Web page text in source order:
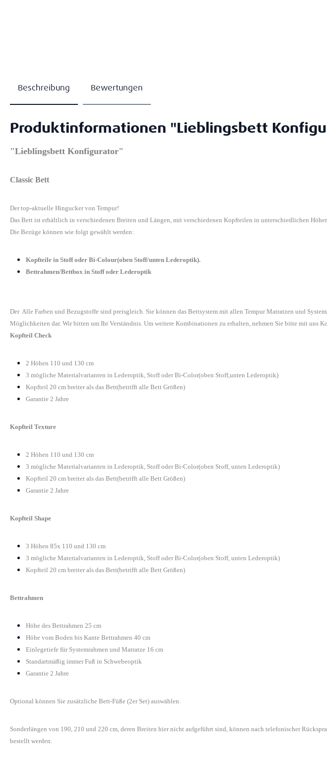
Beschreibung Bewertungen
Produktinformationen "Lieblingsbett
"Lieblingsbett Konfigurator"
Classic Bett
Der top-aktuelle Hingucker von Tempur!
Das Bett ist erhältlich in verschiedenen Breiten und Längen, mit verschiedenen Kopfteilen in unterschiedlichen
Die Bezüge können wie folgt gewählt werden:
Kopfteile in Stoff oder Bi-Colour(oben Stoff/unten Lederoptik).
Bettrahmen/Bettbox in Stoff oder Lederoptik
Der Alle Farben und Bezugstoffe sind preisgleich. Sie können das Bettsystem mit allen Tempur Matratzen und
Möglichkeiten dar. Wir bitten um Ihr Verständnis. Um weitere Kombinationen zu erhalten, nehmen Sie bitte mit uns
Kopfteil Check
2 Höhen 110 und 130 cm
3 mögliche Materialvarianten in Lederoptik, Stoff oder Bi-Color(oben Stoff,unten Lederoptik)
Kopfteil 20 cm breiter als das Bett(betrifft alle Bett Größen)
Garantie 2 Jahre
Kopfteil Texture
2 Höhen 110 und 130 cm
3 mögliche Materialvarianten in Lederoptik, Stoff oder Bi-Color(oben Stoff, unten Lederoptik)
Kopfteil 20 cm breiter als das Bett(betrifft alle Bett Größen)
Garantie 2 Jahre
Kopfteil Shape
3 Höhen 85x 110 und 130 cm
3 mögliche Materialvarianten in Lederoptik, Stoff oder Bi-Color(oben Stoff, unten Lederoptik)
Kopfteil 20 cm breiter als das Bett(betrifft alle Bett Größen)
Bettrahmen
Höhe des Bettrahmen 25 cm
Höhe vom Boden bis Kante Bettrahmen 40 cm
Einlegetiefe für Systemrahmen und Matratze 16 cm
Standartmäßig immer Fuß in Schwebeoptik
Garantie 2 Jahre
Optional können Sie zusätzliche Bett-Füße (2er Set) auswählen.
Sonderlängen von 190, 210 und 220 cm, deren Breiten hier nicht aufgeführt sind, können nach telefonischer
bestellt werden.